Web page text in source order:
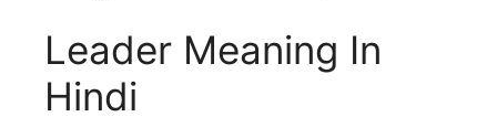
Leader Meaning In
Hindi